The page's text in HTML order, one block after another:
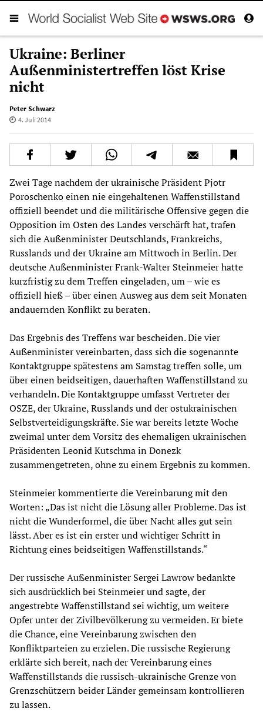
Ukraine: Berliner
Außenministertreffen löst Krise
nicht
Peter Schwarz
4. Juli 2014
Zwei Tage nachdem der ukrainische Präsident Pjotr
Poroschenko einen nie eingehaltenen Waffenstillstand
offiziell beendet und die militärische Offensive gegen die
Opposition im Osten des Landes verschärft hat, trafen
sich die Außenminister Deutschlands, Frankreichs,
Russlands und der Ukraine am Mittwoch in Berlin. Der
deutsche Außenminister Frank-Walter Steinmeier hatte
kurzfristig zu dem Treffen eingeladen, um – wie es
offiziell hieß – über einen Ausweg aus dem seit Monaten
andauernden Konflikt zu beraten.
Das Ergebnis des Treffens war bescheiden. Die vier
Außenminister vereinbarten, dass sich die sogenannte
Kontaktgruppe spätestens am Samstag treffen solle, um
über einen beidseitigen, dauerhaften Waffenstillstand zu
verhandeln. Die Kontaktgruppe umfasst Vertreter der
OSZE, der Ukraine, Russlands und der ostukrainischen
Selbstverteidigungskräfte. Sie war bereits letzte Woche
zweimal unter dem Vorsitz des ehemaligen ukrainischen
Präsidenten Leonid Kutschma in Donezk
zusammengetreten, ohne zu einem Ergebnis zu kommen.
Steinmeier kommentierte die Vereinbarung mit den
Worten: „Das ist nicht die Lösung aller Probleme. Das ist
nicht die Wunderformel, die über Nacht alles gut sein
lässt. Aber es ist ein erster und wichtiger Schritt in
Richtung eines beidseitigen Waffenstillstands.“
Der russische Außenminister Sergei Lawrow bedankte
sich ausdrücklich bei Steinmeier und sagte, der
angestrebte Waffenstillstand sei wichtig, um weitere
Opfer unter der Zivilbevölkerung zu vermeiden. Er biete
die Chance, eine Vereinbarung zwischen den
Konfliktparteien zu erzielen. Die russische Regierung
erklärte sich bereit, nach der Vereinbarung eines
Waffenstillstands die russisch-ukrainische Grenze von
Grenzschützern beider Länder gemeinsam kontrollieren
zu lassen.